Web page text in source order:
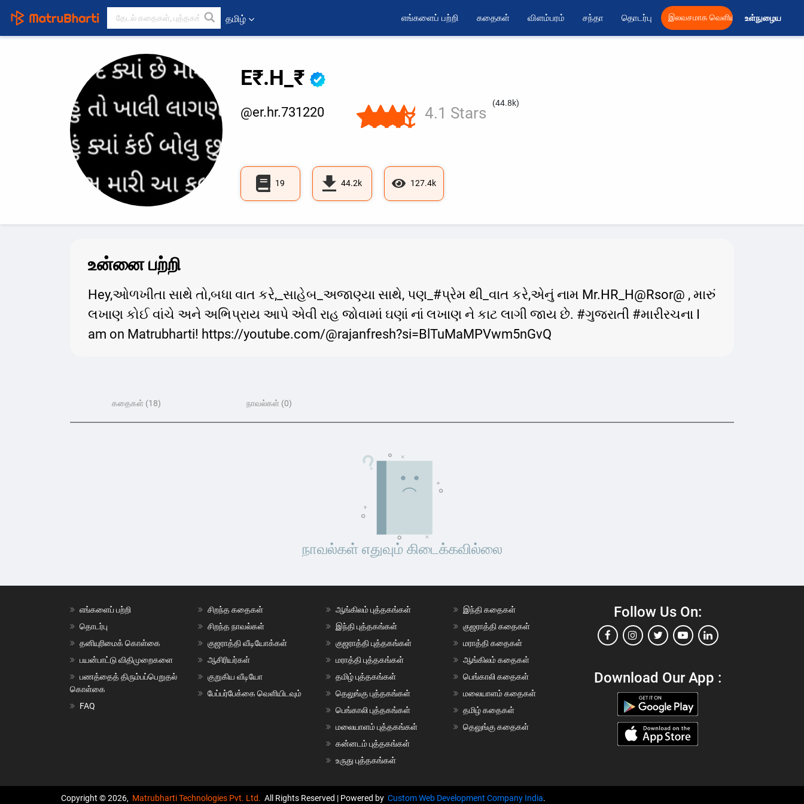
தமிழ் எங்களைப் பற்றி கதைகள் விளம்பரம் சந்தா தொடர்பு இலவசமாக வெளியிட உள்நுழைய
E₹.H_₹
@er.hr.731220 4.1 Stars
(44.8k)
19 44.2k 127.4k
உன்னை பற்றி
Hey,ઓળખીતા સાથે તો,બધા વાત કરે,_સાહેબ_અજાણ્યા સાથે, પણ_#પ્રેમ થી_વાત કરે,એનું નામ Mr.HR_H@Rsor@ , મારું
લખાણ કોઈ વાંચે અને અભિપ્રાય આપે એવી રાહ જોવામાં ઘણાં નાં લખાણ ને કાટ લાગી જાય છે. #ગુજરાતી #મારીરચના I
am on Matrubharti! https://youtube.com/@rajanfresh?si=BlTuMaMPVwm5nGvQ
கதைகள் (18) நாவல்கள் (0)
நாவல்கள் எதுவும் கிடைக்கவில்லை
எங்களைப் பற்றி
தொடர்பு
தனியுரிமைக் கொள்கை
பயன்பாட்டு விதிமுறைகளை
பணத்தைத் திரும்பப்பெறுதல்
கொள்கை
FAQ
சிறந்த கதைகள்
சிறந்த நாவல்கள்
குஜராத்தி வீடியோக்கள்
ஆசிரியர்கள்
குறுகிய வீடியோ
பேப்பர்பேக்கை வெளியிடவும்
ஆங்கிலம் புத்தகங்கள்
இந்தி புத்தகங்கள்
குஜராத்தி புத்தகங்கள்
மராத்தி புத்தகங்கள்
தமிழ் புத்தகங்கள்
தெலுங்கு புத்தகங்கள்
பெங்காலி புத்தகங்கள்
மலையாளம் புத்தகங்கள்
கன்னடம் புத்தகங்கள்
உருது புத்தகங்கள்
இந்தி கதைகள்
குஜராத்தி கதைகள்
மராத்தி கதைகள்
ஆங்கிலம் கதைகள்
பெங்காலி கதைகள்
மலையாளம் கதைகள்
தமிழ் கதைகள்
தெலுங்கு கதைகள்
Follow Us On:
Download Our App :
Copyright © 2026, Matrubharti Technologies Pvt. Ltd. All Rights Reserved | Powered by Custom Web Development Company India.